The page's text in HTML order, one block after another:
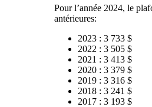
Pour l’année 2024, le
antérieures:
2023 : 3 733 $
2022 : 3 505 $
2021 : 3 413 $
2020 : 3 379 $
2019 : 3 316 $
2018 : 3 241 $
2017 : 3 193 $